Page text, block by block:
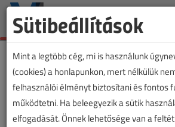
Sütibeállítások
Mint a legtöbb cég, mi is használunk
(cookies) a honlapunkon, mert nélkülük
felhasználói élményt biztosítani és fontos
működtetni. Ha beleegyezik a sütik
elfogadását. Önnek lehetősége van a